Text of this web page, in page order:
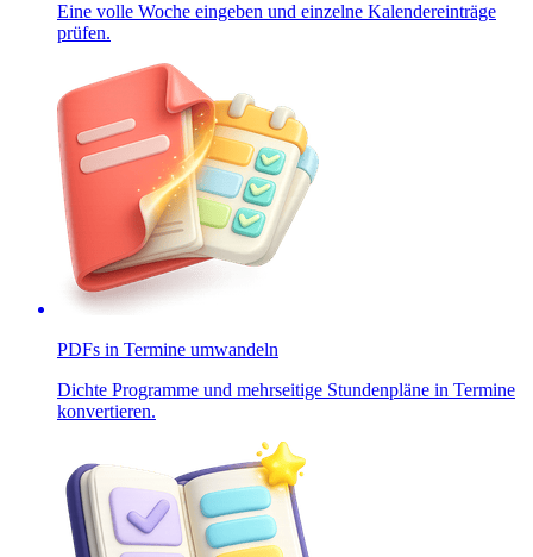
Eine volle Woche eingeben und einzelne Kalendereinträge
prüfen.
PDFs in Termine umwandeln
Dichte Programme und mehrseitige Stundenpläne in Termine
konvertieren.